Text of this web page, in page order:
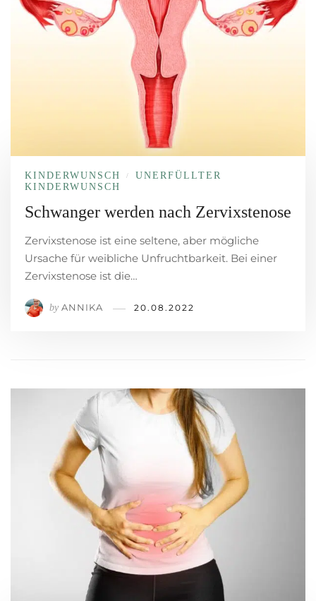
KINDERWUNSCH /
UNERFÜLLTER
KINDERWUNSCH
Schwanger werden nach Zervixstenose
Zervixstenose ist eine seltene, aber mögliche
Ursache für weibliche Unfruchtbarkeit. Bei einer
Zervixstenose ist die…
by ANNIKA 20.08.2022